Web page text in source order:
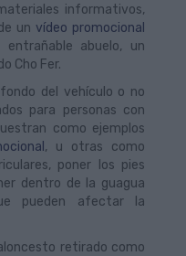
informativos,
un vídeo promocional
abuelo, un
Cho Fer.
del vehículo o no
para personas con
como ejemplos
, u otras como
poner los pies
dentro de la guagua
pueden afectar la
retirado como